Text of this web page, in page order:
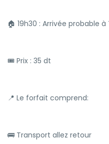
🏠 19h30 : Arrivée probable à
🎟 Prix : 35 dt
📍 Le forfait comprend:
🚌 Transport allez retour